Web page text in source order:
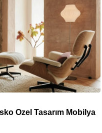
Özel Tasarım Mobilya